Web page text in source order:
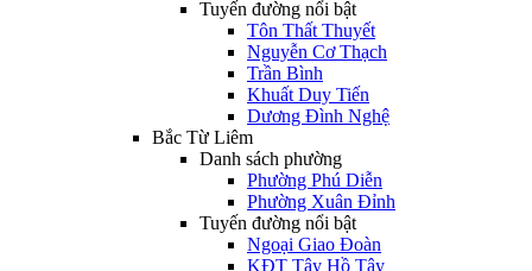
Tuyến đường nổi bật
Tôn Thất Thuyết
Nguyễn Cơ Thạch
Trần Bình
Khuất Duy Tiến
Dương Đình Nghệ
Bắc Từ Liêm
Danh sách phường
Phường Phú Diễn
Phường Xuân Đỉnh
Tuyến đường nổi bật
Ngoại Giao Đoàn
KĐT Tây Hồ Tây